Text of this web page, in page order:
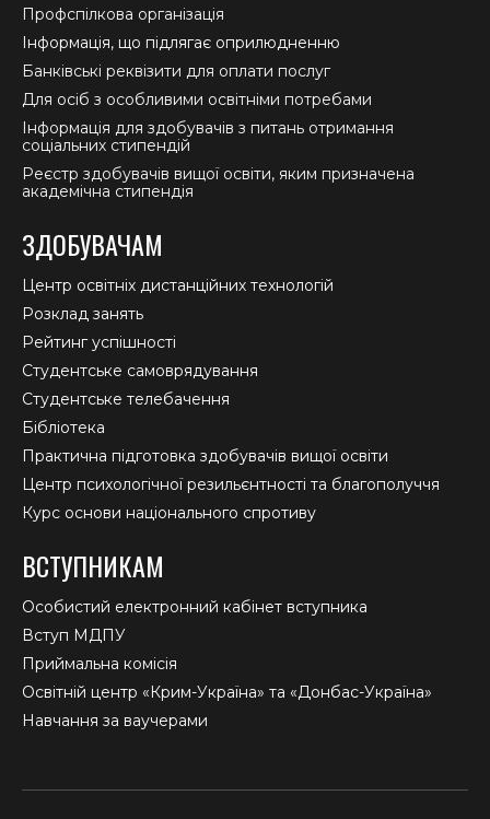
Профспілкова організація
Інформація, що підлягає оприлюдненню
Банківські реквізити для оплати послуг
Для осіб з особливими освітніми потребами
Інформація для здобувачів з питань отримання
соціальних стипендій
Реєстр здобувачів вищої освіти, яким призначена
академічна стипендія
ЗДОБУВАЧАМ
Центр освітніх дистанційних технологій
Розклад занять
Рейтинг успішності
Студентське самоврядування
Студентське телебачення
Бібліотека
Практична підготовка здобувачів вищої освіти
Центр психологічної резильєнтності та благополуччя
Курс основи національного спротиву
ВСТУПНИКАМ
Особистий електронний кабінет вступника
Вступ МДПУ
Приймальна комісія
Освітній центр «Крим-Україна» та «Донбас-Україна»
Навчання за ваучерами